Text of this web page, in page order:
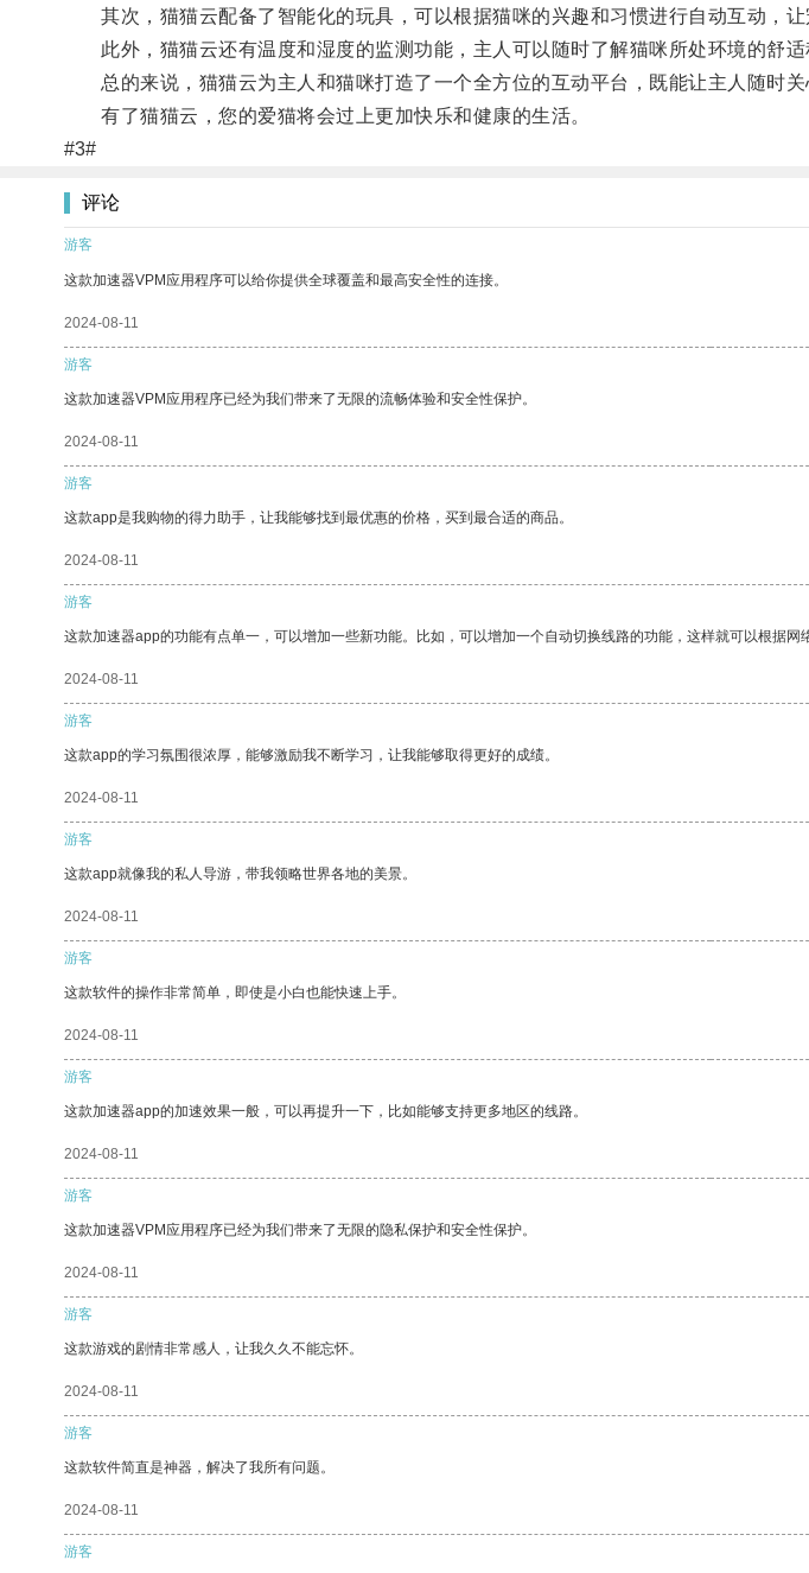
其次，猫猫云配备了智能化的玩具，可以根据猫咪的兴趣和习惯进行自动互动，让
此外，猫猫云还有温度和湿度的监测功能，主人可以随时了解猫咪所处环境的舒适
总的来说，猫猫云为主人和猫咪打造了一个全方位的互动平台，既能让主人随时关
有了猫猫云，您的爱猫将会过上更加快乐和健康的生活。
#3#
评论
游客
这款加速器VPM应用程序可以给你提供全球覆盖和最高安全性的连接。
2024-08-11
游客
这款加速器VPM应用程序已经为我们带来了无限的流畅体验和安全性保护。
2024-08-11
游客
这款app是我购物的得力助手，让我能够找到最优惠的价格，买到最合适的商品。
2024-08-11
游客
这款加速器app的功能有点单一，可以增加一些新功能。比如，可以增加一个自动切换线路的功能，这样就可以根据网
2024-08-11
游客
这款app的学习氛围很浓厚，能够激励我不断学习，让我能够取得更好的成绩。
2024-08-11
游客
这款app就像我的私人导游，带我领略世界各地的美景。
2024-08-11
游客
这款软件的操作非常简单，即使是小白也能快速上手。
2024-08-11
游客
这款加速器app的加速效果一般，可以再提升一下，比如能够支持更多地区的线路。
2024-08-11
游客
这款加速器VPM应用程序已经为我们带来了无限的隐私保护和安全性保护。
2024-08-11
游客
这款游戏的剧情非常感人，让我久久不能忘怀。
2024-08-11
游客
这款软件简直是神器，解决了我所有问题。
2024-08-11
游客